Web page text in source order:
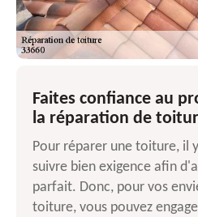
Faites confiance au
la réparation de
Pour réparer une toiture, il
suivre bien exigence afin
parfait. Donc, pour vos
toiture, vous pouvez